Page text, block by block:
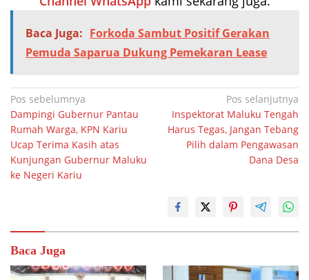
Baca Juga: Forkoda Sambut Positif Gerakan
Pemuda Saparua Dukung Pemekaran Lease
Navigasi
pos
Pos sebelumnya
Dampingi Gubernur Pantau
Rumah Warga, KPN Kariu
Ucap Terima Kasih atas
Kunjungan Gubernur Maluku
ke Negeri Kariu
Pos selanjutnya
Inspektorat Maluku Tengah
Harus Tegas, Jangan Tebang
Pilih dalam Pengawasan
Dana Desa
Baca Juga